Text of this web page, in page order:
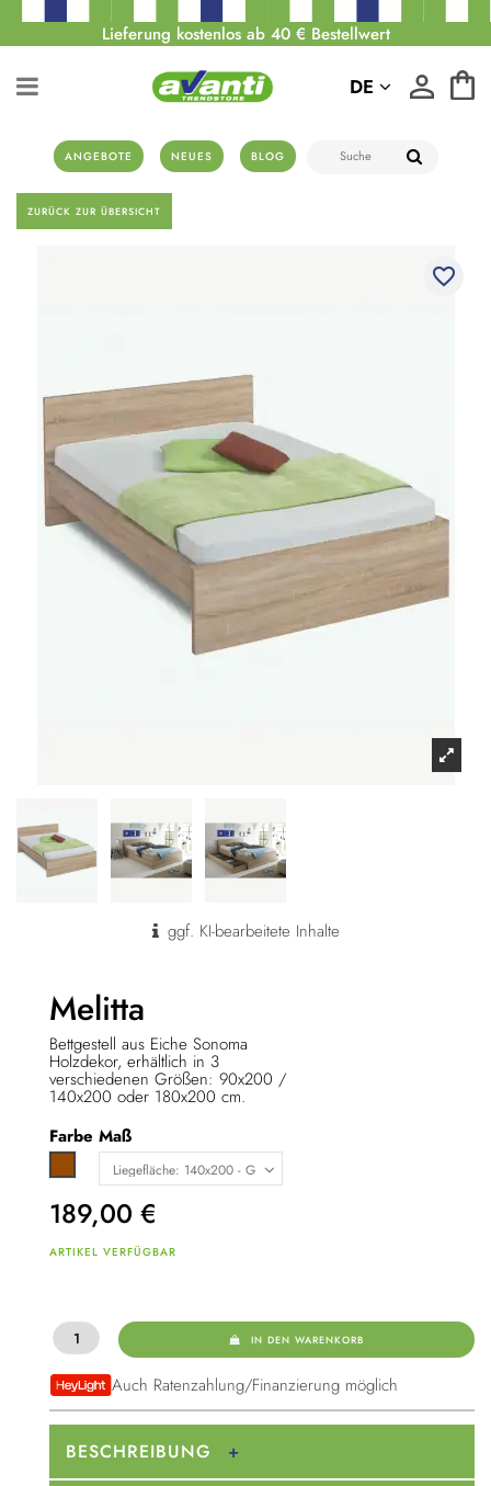
Lieferung kostenlos ab 40 € Bestellwert
ANGEBOTE NEUES BLOG
DE
ZURÜCK ZUR ÜBERSICHT
favorite_border
ggf. KI-bearbeitete Inhalte
Melitta
Bettgestell aus Eiche Sonoma
Holzdekor, erhältlich in 3
verschiedenen Größen: 90x200 /
140x200 oder 180x200 cm.
Farbe Maß
189,00 €
ARTIKEL VERFÜGBAR
IN DEN WARENKORB
Auch Ratenzahlung/Finanzierung möglich
BESCHREIBUNG